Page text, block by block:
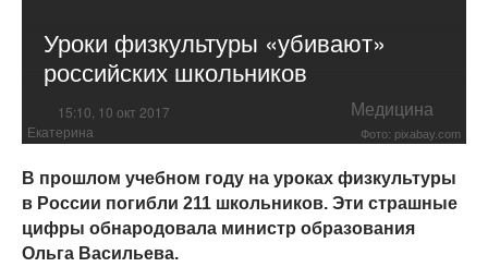
Уроки физкультуры «убивают»
российских школьников
15:10, 10 окт 2017 Медицина
Екатерина Фото: pixabay.com
В прошлом учебном году на уроках физкультуры
в России погибли 211 школьников. Эти страшные
цифры обнародовала министр образования
Ольга Васильева.